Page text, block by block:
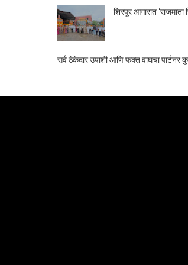
शिरपूर आगारात
सर्व ठेकेदार उपाशी आणि फक्त वाघचा पार्टनर